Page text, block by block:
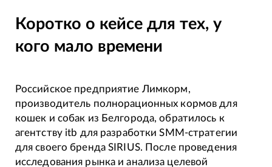
Коротко о кейсе для тех, у
кого мало времени
Российское предприятие Лимкорм,
производитель полнорационных кормов для
кошек и собак из Белгорода, обратилось к
агентству itb для разработки SMM-стратегии
для своего бренда SIRIUS. После проведения
исследования рынка и анализа целевой